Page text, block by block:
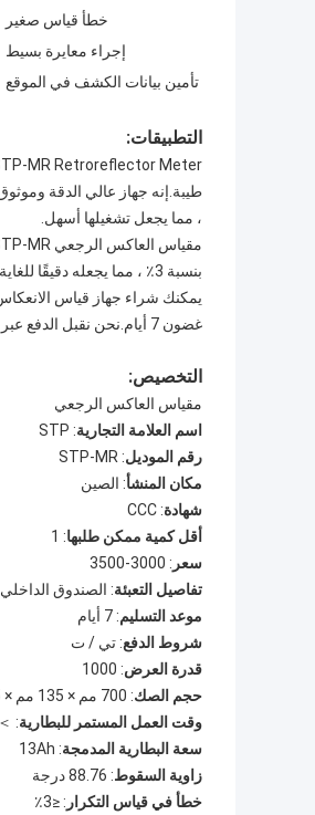
خطأ قياس صغير
إجراء معايرة بسيط
تأمين بيانات الكشف في الموقع
التطبيقات:
، مما يجعل تشغيلها أسهل.
بنسبة 3٪ ، مما يجعله دقيقًا للغاية.لها وقت عمل مستمر للبطارية 72 ساعة ومساحة تخزين بيانات 8 جيجا بايت.
غضون 7 أيام.نحن نقبل الدفع عبر T / T ، وقدرتنا على التوريد 1000.
التخصيص:
مقياس العاكس الرجعي
اسم العلامة التجارية: STP
رقم الموديل: STP-MR
مكان المنشأ: الصين
شهادة: CCC
أقل كمية ممكن طلبها: 1
سعر : 3000-3500
تفاصيل التعبئة: الصندوق الداخلي
موعد التسليم: 7 أيام
شروط الدفع: تي / ت
قدرة العرض: 1000
حجم الصك: 700 مم × 135 مم × 115 مم
وقت العمل المستمر للبطارية: ＞ 72 ساعة
سعة البطارية المدمجة: 13Ah
زاوية السقوط: 88.76 درجة
خطأ في قياس التكرار : ≤3٪